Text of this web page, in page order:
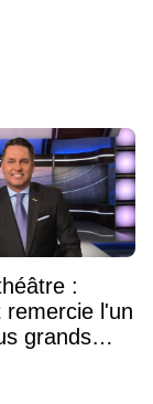
:
remercie l'un
grands